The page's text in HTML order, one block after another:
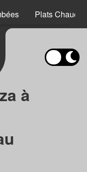
Plats Chauds
à